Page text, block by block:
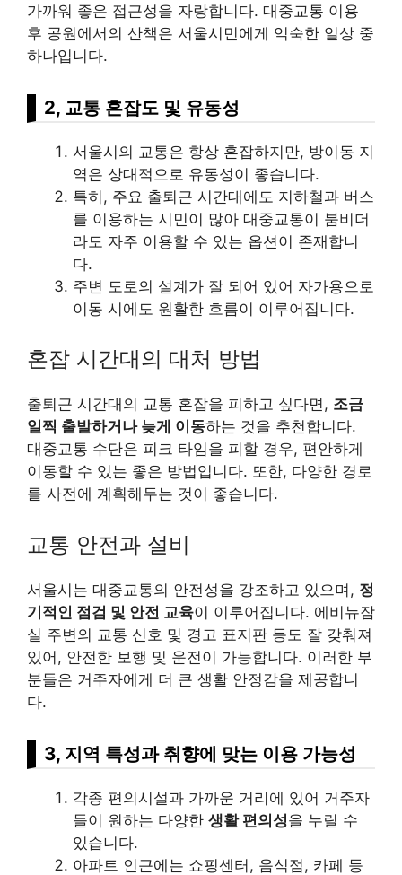
가까워 좋은 접근성을 자랑합니다. 대중교통 이용
후 공원에서의 산책은 서울시민에게 익숙한 일상 중
하나입니다.
2, 교통 혼잡도 및 유동성
서울시의 교통은 항상 혼잡하지만, 방이동 지
역은 상대적으로 유동성이 좋습니다.
특히, 주요 출퇴근 시간대에도 지하철과 버스
를 이용하는 시민이 많아 대중교통이 붐비더
라도 자주 이용할 수 있는 옵션이 존재합니
다.
주변 도로의 설계가 잘 되어 있어 자가용으로
이동 시에도 원활한 흐름이 이루어집니다.
혼잡 시간대의 대처 방법
출퇴근 시간대의 교통 혼잡을 피하고 싶다면, 조금
일찍 출발하거나 늦게 이동하는 것을 추천합니다.
대중교통 수단은 피크 타임을 피할 경우, 편안하게
이동할 수 있는 좋은 방법입니다. 또한, 다양한 경로
를 사전에 계획해두는 것이 좋습니다.
교통 안전과 설비
서울시는 대중교통의 안전성을 강조하고 있으며, 정
기적인 점검 및 안전 교육이 이루어집니다. 에비뉴잠
실 주변의 교통 신호 및 경고 표지판 등도 잘 갖춰져
있어, 안전한 보행 및 운전이 가능합니다. 이러한 부
분들은 거주자에게 더 큰 생활 안정감을 제공합니
다.
3, 지역 특성과 취향에 맞는 이용 가능성
각종 편의시설과 가까운 거리에 있어 거주자
들이 원하는 다양한 생활 편의성을 누릴 수
있습니다.
아파트 인근에는 쇼핑센터, 음식점, 카페 등